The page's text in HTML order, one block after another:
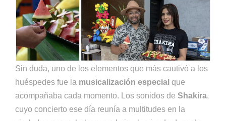
Sin duda, uno de los elementos que más cautivó a los
huéspedes fue la musicalización especial que
acompañaba cada momento. Los sonidos de Shakira,
cuyo concierto ese día reunía a multitudes en la